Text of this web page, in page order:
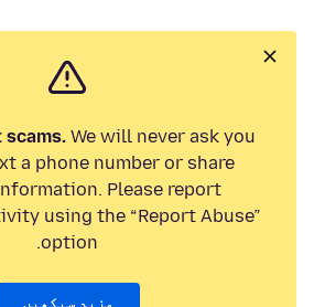
We will never ask you
a phone number or share
Please report
using the “Report Abuse”
option.
مزید سیکھیں